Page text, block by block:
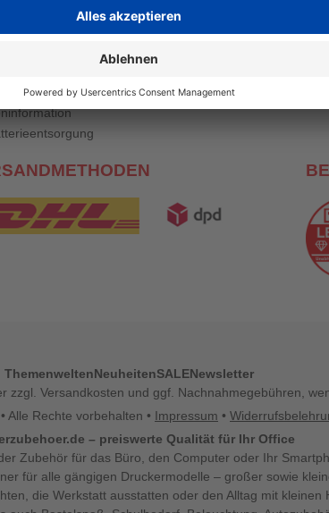
ThemenweltenNeuheitenSALENewsletter
zzgl. Versandkosten und ggf. Nachnahmegebühren,
• Alle Rechte vorbehalten • Impressum •
– preiswerte Qualität für Ihr Office
Zubehör für das Büro, den Computer oder Ihr
für alle gängigen Druckermodelle – großer sowie
die Werkstatt ausstatten oder den Alltag mit kleinen